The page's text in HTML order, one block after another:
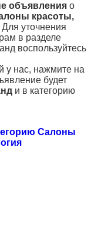
объявления о
красоты,
Для уточнения
в разделе
воспользуйтесь
у нас, нажмите на
будет
и в категорию
Салоны